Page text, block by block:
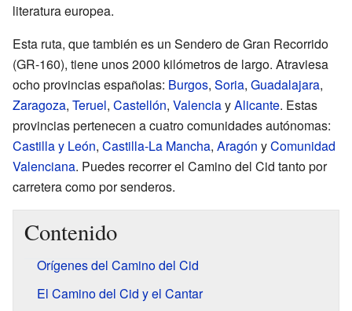
literatura europea.
Esta ruta, que también es un Sendero de Gran Recorrido
(GR-160), tiene unos 2000 kilómetros de largo. Atraviesa
ocho provincias españolas: Burgos, Soria, Guadalajara,
Zaragoza, Teruel, Castellón, ValenciayAlicante. Estas
provincias pertenecen a cuatro comunidades autónomas:
Castilla y León, Castilla-La Mancha, Aragón yComunidad
Valenciana. Puedes recorrer el Camino del Cid tanto por
carretera como por senderos.
Contenido
Orígenes del Camino del Cid
El Camino del Cid y el Cantar